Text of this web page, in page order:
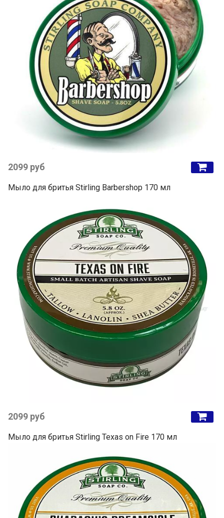
2099 руб
Мыло для бритья Stirling Barbershop 170 мл
2099 руб
Мыло для бритья Stirling Texas on Fire 170 мл